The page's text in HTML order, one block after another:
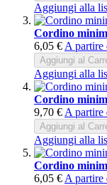
Aggiungi alla
Cordino
6,05 € A partire
Aggiungi al
Aggiungi alla
Cordino
9,70 € A partire
Aggiungi al
Aggiungi alla
Cordino
6,05 € A partire